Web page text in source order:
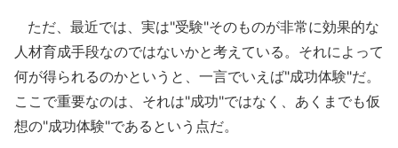
ただ、最近では、実は"受験"そのものが非常に効果的な
人材育成手段なのではないかと考えている。それによって
何が得られるのかというと、一言でいえば"成功体験"だ。
ここで重要なのは、それは"成功"ではなく、あくまでも仮
想の"成功体験"であるという点だ。